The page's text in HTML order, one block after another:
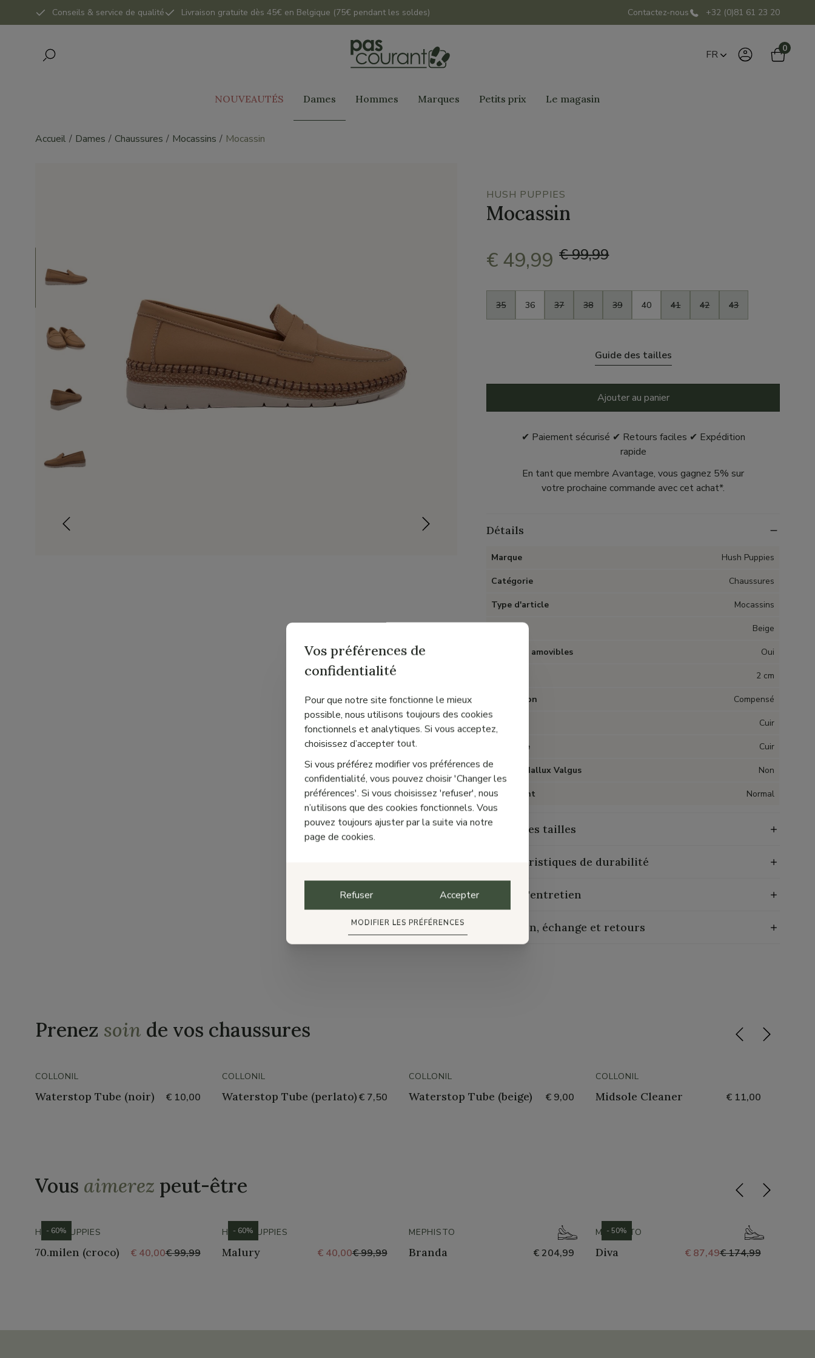
Conseils & service de qualité Livraison gratuite dès 45€ en Belgique (75€ pendant les soldes) Contactez-nous +32 (0)81 61 23 20
FR 0
NOUVEAUTÉS Dames Hommes Marques Petits prix Le magasin
Accueil Dames Chaussures Mocassins Mocassin
HUSH PUPPIES
Mocassin
€ 49,99 € 99,99
Taille
35 36 37 38 39 40 41 42 43
Guide des tailles
Ajouter au panier
✔ Paiement sécurisé ✔ Retours faciles ✔ Expédition
rapide
En tant que membre Avantage, vous gagnez 5% sur
votre prochaine commande avec cet achat*.
Détails
Marque Hush Puppies
Catégorie Chaussures
Type d'article Mocassins
Beige
Semelles amovibles Oui
2 cm
Type talon Compensé
Cuir
Doublure Cuir
Spécial Hallux Valgus Non
Chaussant Normal
Guide des tailles
Caractéristiques de durabilité
Guide d'entretien
Livraison, échange et retours
Prenez soin de vos chaussures
COLLONIL
Waterstop Tube (noir) € 10,00
COLLONIL
Waterstop Tube (perlato)€ 7,50
COLLONIL
Waterstop Tube (beige) € 9,00
COLLONIL
Midsole Cleaner € 11,00
Vous aimerez peut-être
HUSH PUPPIES
70.milen (croco) € 40,00€ 99,99
- 60% HUSH PUPPIES
Malury € 40,00€ 99,99
- 60% MEPHISTO
Branda € 204,99
MEPHISTO
Diva € 87,49€ 174,99
- 50%
Vos préférences de
confidentialité
Pour que notre site fonctionne le mieux
possible, nous utilisons toujours des cookies
fonctionnels et analytiques. Si vous acceptez,
choisissez d’accepter tout.
Si vous préférez modifier vos préférences de
confidentialité, vous pouvez choisir 'Changer les
préférences'. Si vous choisissez 'refuser', nous
n’utilisons que des cookies fonctionnels. Vous
pouvez toujours ajuster par la suite via notre
page de cookies.
Refuser Accepter
MODIFIER LES PRÉFÉRENCES